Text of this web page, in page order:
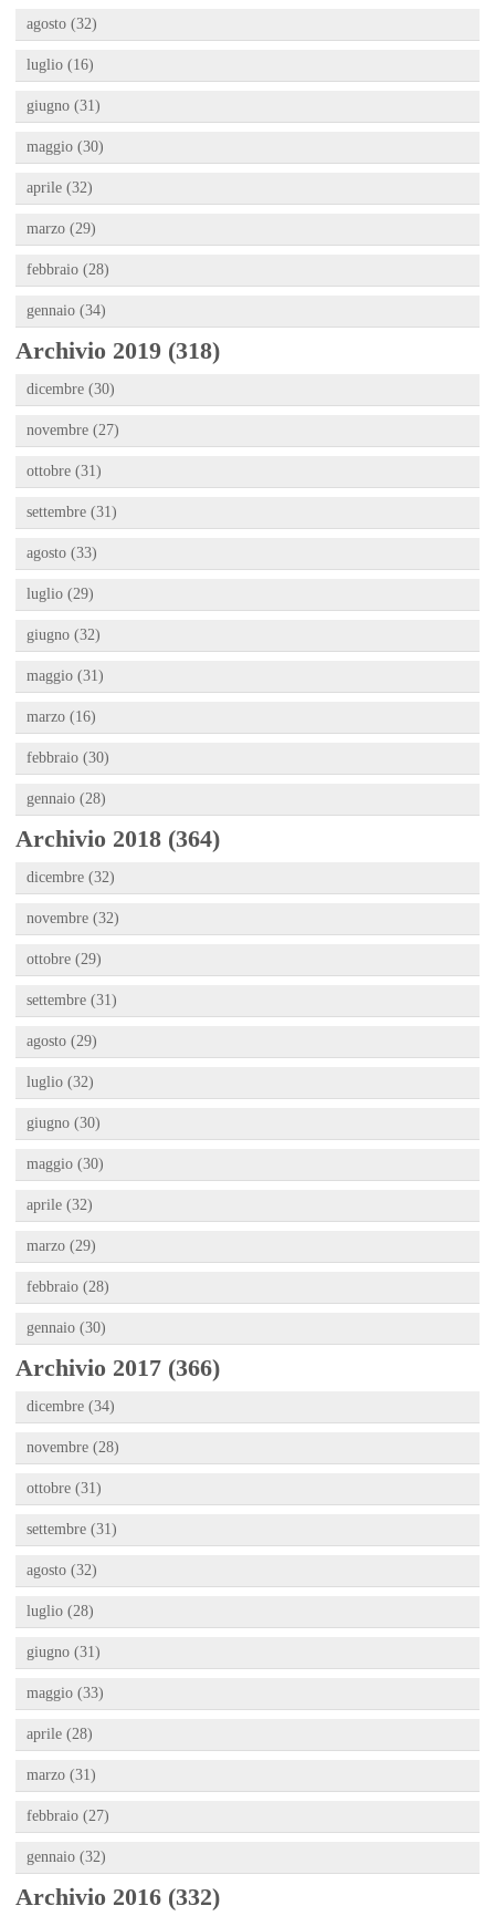
agosto (32)
luglio (16)
giugno (31)
maggio (30)
aprile (32)
marzo (29)
febbraio (28)
gennaio (34)
Archivio 2019 (318)
dicembre (30)
novembre (27)
ottobre (31)
settembre (31)
agosto (33)
luglio (29)
giugno (32)
maggio (31)
marzo (16)
febbraio (30)
gennaio (28)
Archivio 2018 (364)
dicembre (32)
novembre (32)
ottobre (29)
settembre (31)
agosto (29)
luglio (32)
giugno (30)
maggio (30)
aprile (32)
marzo (29)
febbraio (28)
gennaio (30)
Archivio 2017 (366)
dicembre (34)
novembre (28)
ottobre (31)
settembre (31)
agosto (32)
luglio (28)
giugno (31)
maggio (33)
aprile (28)
marzo (31)
febbraio (27)
gennaio (32)
Archivio 2016 (332)